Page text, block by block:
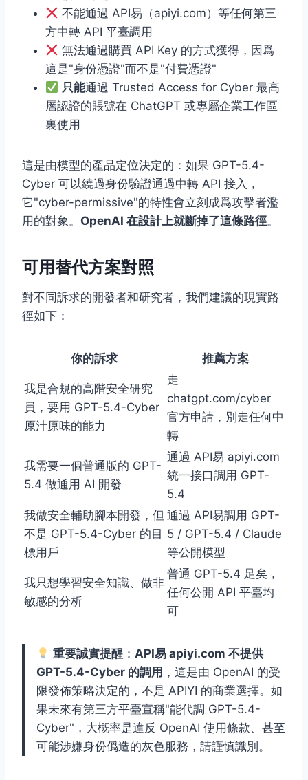
不能通過 API易（apiyi.com）等任何第三
方中轉 API 平臺調用
無法通過購買 API Key 的方式獲得，因爲
這是"身份憑證"而不是"付費憑證"
只能通過 Trusted Access for Cyber 最高
層認證的賬號在 ChatGPT 或專屬企業工作區
裏使用
這是由模型的產品定位決定的：如果 GPT-5.4-
Cyber 可以繞過身份驗證通過中轉 API 接入，
它"cyber-permissive"的特性會立刻成爲攻擊者濫
用的對象。 OpenAI 在設計上就斷掉了這條路徑。
可用替代方案對照
對不同訴求的開發者和研究者，我們建議的現實路
徑如下：
你的訴求 推薦方案
我是合規的高階安全研究
員，要用 GPT-5.4-Cyber
原汁原味的能力
走
chatgpt.com/cyber
官方申請，別走任何中
轉
我需要一個普通版的 GPT-
5.4 做通用 AI 開發
通過 API易 apiyi.com
統一接口調用 GPT-
5.4
我做安全輔助腳本開發，但
不是 GPT-5.4-Cyber 的目
標用戶
通過 API易調用 GPT-
5 / GPT-5.4 / Claude
等公開模型
我只想學習安全知識、做非
敏感的分析
普通 GPT-5.4 足矣，
任何公開 API 平臺均
可
重要誠實提醒 ：API易 apiyi.com 不提供
GPT-5.4-Cyber 的調用 ，這是由 OpenAI 的受
限發佈策略決定的，不是 APIYI 的商業選擇。如
果未來有第三方平臺宣稱"能代調 GPT-5.4-
Cyber"，大概率是違反 OpenAI 使用條款、甚至
可能涉嫌身份僞造的灰色服務，請謹慎識別。